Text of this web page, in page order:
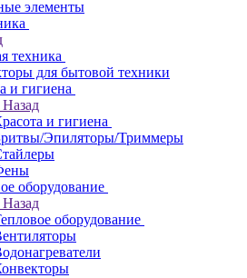
элементы
техника
для бытовой техники
и гигиена
Назад
и гигиена
Эпиляторы/Триммеры
оборудование
Назад
оборудование